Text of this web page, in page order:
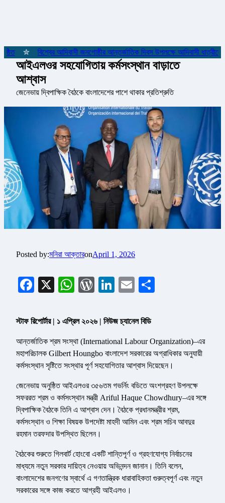
✮ বিশ্বের আদিবাসী জনগোষ্ঠীর আন্তর্জাতিক দিবস উপলক্ষে আদিবাসী ধাত্রীদের
আইএলওর সহযোগিতায় কর্মসংস্থান বাড়াতে
আশ্বাস
জেনেভায় দ্বিপাক্ষিক বৈঠকে বাংলাদেশের পাশে থাকার প্রতিশ্রুতি
Posted by:মনিরা আক্তারonApril 1, 2026
Facebook
X WhatsApp
WordPress
LinkedIn
Email
স্টাফ রিপোর্টার | ১ এপ্রিল ২০২৬ | নিউজ চ্যানেল বিডি
আন্তর্জাতিক শ্রম সংস্থা (International Labour Organization)–এর
মহাপরিচালক Gilbert Houngbo বাংলাদেশ সরকারের অগ্রাধিকার অনুযায়ী
কর্মসংস্থান সৃষ্টিতে সংস্থার পূর্ণ সহযোগিতার আশ্বাস দিয়েছেন।
জেনেভায় অনুষ্ঠিত আইএলওর ৩৫৬তম গভর্নিং বডিতে অংশগ্রহণ উপলক্ষে
সফররত শ্রম ও কর্মসংস্থান মন্ত্রী Ariful Haque Chowdhury–এর সঙ্গে
দ্বিপাক্ষিক বৈঠকে তিনি এ আশ্বাস দেন। বৈঠকে প্রধানমন্ত্রীর শ্রম,
কর্মসংস্থান ও শিক্ষা বিষয়ক উপদেষ্টা মাহদী আমিন এবং শ্রম সচিব আবদুর
রহমান তরফদার উপস্থিত ছিলেন।
বৈঠকের শুরুতে গিলবার্ট হোংবো একটি শান্তিপূর্ণ ও গ্রহণযোগ্য নির্বাচনের
মাধ্যমে নতুন সরকার দায়িত্ব নেওয়ায় অভিনন্দন জানান। তিনি বলেন,
বাংলাদেশের জনগণের স্বার্থে এ গণতান্ত্রিক ধারাবাহিকতা গুরুত্বপূর্ণ এবং নতুন
সরকারের সঙ্গে কাজ করতে আগ্রহী আইএলও।